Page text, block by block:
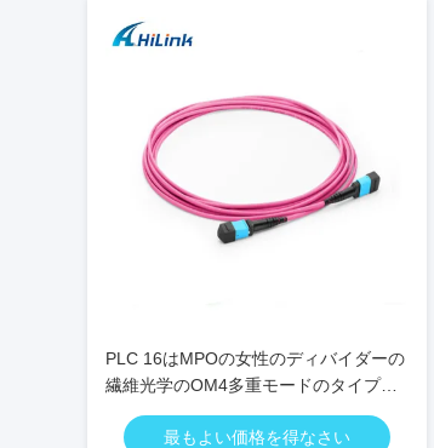
PLC 16はMPOの女性のディバイダーの
繊維光学のOM4多重モードのタイプの
芯を取る
最もよい価格を得なさい